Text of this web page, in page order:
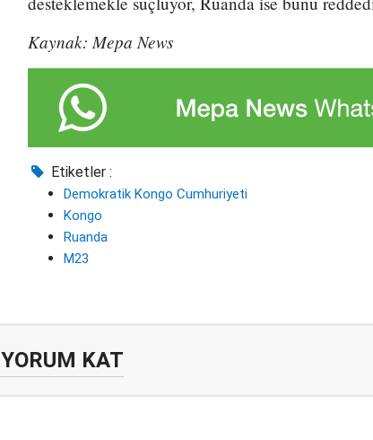
Kaynak: Mepa News
Etiketler :
Demokratik Kongo Cumhuriyeti
Kongo
Ruanda
M23
YORUM KAT